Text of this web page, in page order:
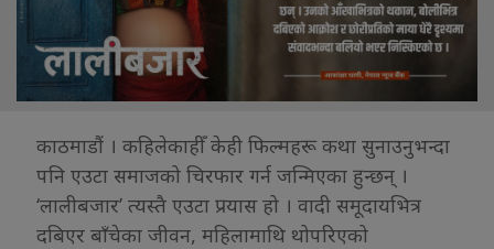
काठमाडौं । कहिलेकाहीँ केही फिल्महरू कथा सुनाउनुभन्दा
पनि एउटा समाजको चिरफार गर्न जन्मिएका हुन्छन् ।
‘लालीबजार’ त्यस्तै एउटा प्रयास हो । वादी समूदायभित्र
दबिएर बाँचेका जीवन, महिलामाथि थोपरिएको